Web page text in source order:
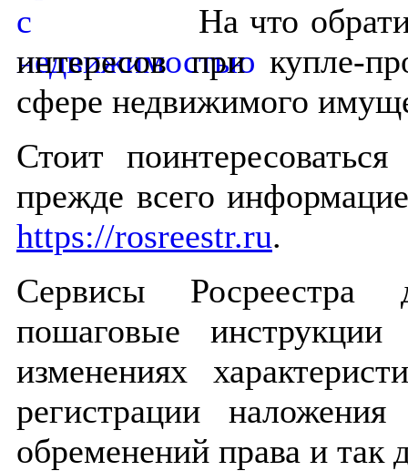
На что
интересов при купле-
сфере недвижимого
Стоит
прежде всего
https://rosreestr.ru.
Сервисы Росреестра
пошаговые
изменениях
регистрации
обременений права и так